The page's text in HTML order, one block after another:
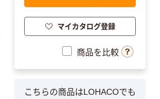
マイカタログ登録
商品を比較
こちらの商品はLOHACOでも